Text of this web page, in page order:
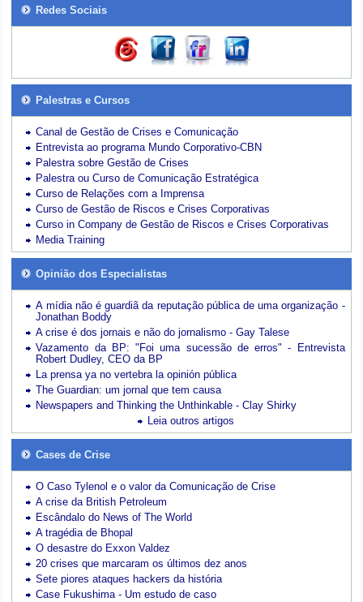
Redes Sociais
Palestras e Cursos
Canal de Gestão de Crises e Comunicação
Entrevista ao programa Mundo Corporativo-CBN
Palestra sobre Gestão de Crises
Palestra ou Curso de Comunicação Estratégica
Curso de Relações com a Imprensa
Curso de Gestão de Riscos e Crises Corporativas
Curso in Company de Gestão de Riscos e Crises Corporativas
Media Training
Opinião dos Especialistas
A mídia não é guardiã da reputação pública de uma organização -
Jonathan Boddy
A crise é dos jornais e não do jornalismo - Gay Talese
Vazamento da BP: "Foi uma sucessão de erros" - Entrevista
Robert Dudley, CEO da BP
La prensa ya no vertebra la opinión pública
The Guardian: um jornal que tem causa
Newspapers and Thinking the Unthinkable - Clay Shirky
Leia outros artigos
Cases de Crise
O Caso Tylenol e o valor da Comunicação de Crise
A crise da British Petroleum
Escândalo do News of The World
A tragédia de Bhopal
O desastre do Exxon Valdez
20 crises que marcaram os últimos dez anos
Sete piores ataques hackers da história
Case Fukushima - Um estudo de caso